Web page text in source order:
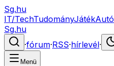
Sg.hu
IT/TechTudományJátékAutó
Sg.hu
·fórum·RSS·hírlevél·
Menü